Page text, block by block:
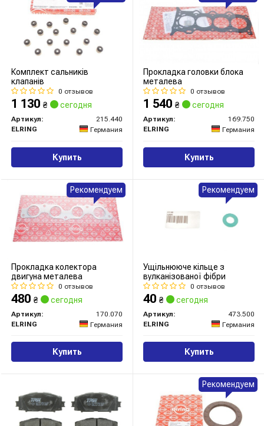
Комплект сальників
клапанів
0 отзывов
1 130 ₴ сегодня
Артикул:
215.440
ELRING
Германия
Купить
Прокладка головки блока
металева
0 отзывов
1 540 ₴ сегодня
Артикул:
169.750
ELRING
Германия
Купить
Прокладка колектора
двигуна металева
0 отзывов
480 ₴ сегодня
Артикул:
170.070
ELRING
Германия
Купить
Рекомендуем
Ущільнююче кільце з
вулканізованої фібри
0 отзывов
40 ₴ сегодня
Артикул:
473.500
ELRING
Германия
Купить
Рекомендуем
Рекомендуем